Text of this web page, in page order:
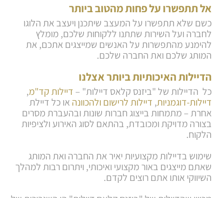
אל תתפשרו על פחות מהטוב ביותר
כשם שלא תתפשרו על המעצב שיתכנן ויעצב את הלוגו
לחברה ועל השירות שתתנו ללקוחות שלכם, מומלץ
להימנע מהתפשרות על האנשים שמייצגים אתכם, את
המותג שלכם ואת החברה שלכם.
הדיילות האיכותיות ביותר אצלנו
כל הדיילות של "ביזנס קלאס דיילות" – דיילות קד"מ,
דיילות-דוגמניות, דיילות לרישום ולהכוונה או כל דיילת
אחרת – מתמחות בייצוג חברות שונות ובהעברת מסרים
בצורה מדויקת ומכובדת, בהתאם לסוג האירוע ולציפיות
הלקוח.
שימוש בדיילות מקצועיות יאיר את החברה ואת המותג
שאתם מייצגים באור מקצועי ואיכותי, ויתרום רבות למהלך
השיווקי אותו אתם רוצים לקדם.